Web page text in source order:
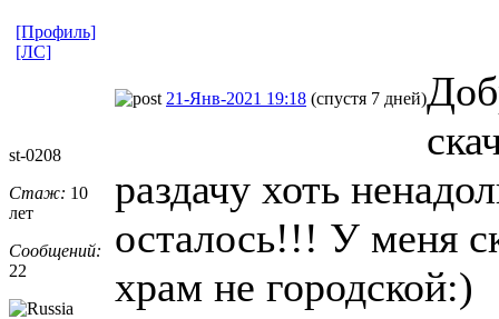
[Профиль]
[ЛС]
st-0208
Стаж: 10
лет
Сообщений:
22
21-Янв-2021 19:18 (спустя 7 дней)
раздачу хоть
осталось!!! У меня
храм не городской:)